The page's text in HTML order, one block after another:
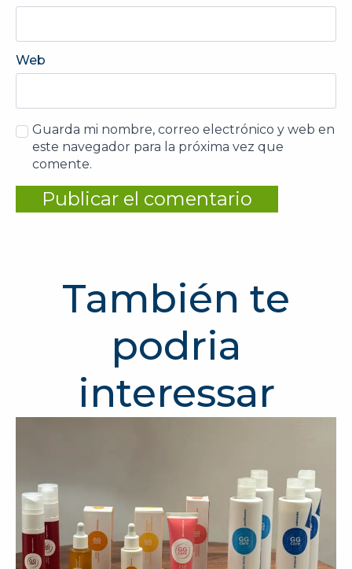
Web
Guarda mi nombre, correo electrónico y web en
este navegador para la próxima vez que
comente.
También te
podria
interessar